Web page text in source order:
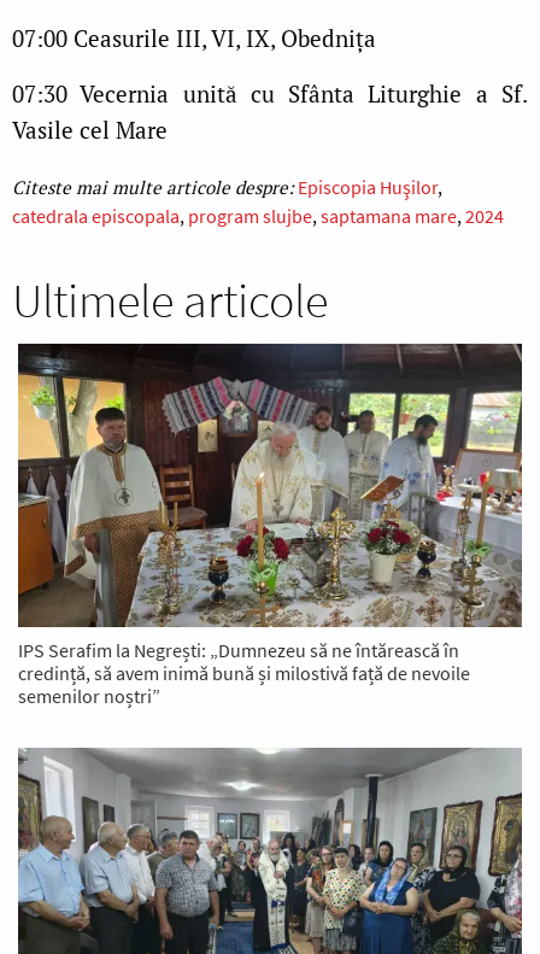
07:00 Ceasurile III, VI, IX, Obednița
07:30 Vecernia unită cu Sfânta Liturghie a Sf.
Vasile cel Mare
Episcopia Huşilor
catedrala episcopala program slujbe saptamana mare 2024
Ultimele articole
IPS Serafim la Negrești: „Dumnezeu să ne întărească în
credință, să avem inimă bună și milostivă față de nevoile
semenilor noștri”